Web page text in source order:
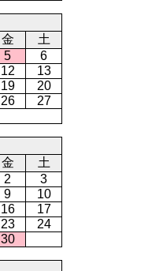
金
土
5
6
12
13
19
20
26
27
金
土
2
3
9
10
16
17
23
24
30